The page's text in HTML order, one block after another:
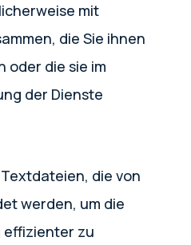
mit
die Sie ihnen
oder die sie im
der Dienste
die von
werden, um die
zu